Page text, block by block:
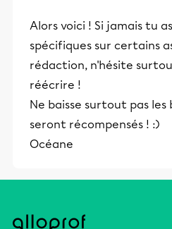
éducative.
Alors voici ! Si jamais tu
spécifiques sur certains
rédaction, n'hésite
réécrire !
Ne baisse surtout pas
seront récompensés ! :)
Océane